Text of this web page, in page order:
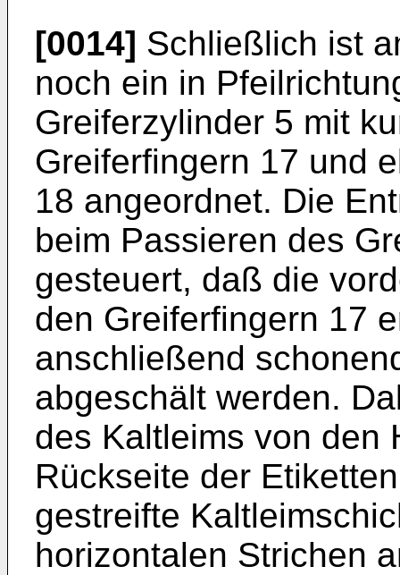
[0014] Schließlich ist
noch ein in
Greiferzylinder 5 mit
Greiferfingern 17 und
18 angeordnet. Die
beim Passieren des
gesteuert, daß die
den Greiferfingern 17
anschließend
abgeschält werden.
des Kaltleims von den
Rückseite der
gestreifte
horizontalen Strichen